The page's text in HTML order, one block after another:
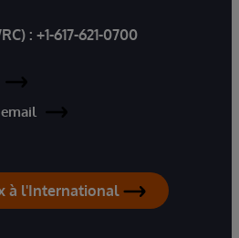
: +1-617-621-0700
à l'International